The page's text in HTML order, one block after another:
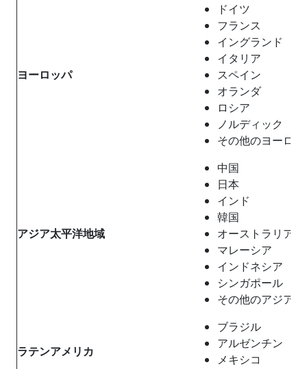
ヨーロッパ
ドイツ
フランス
イングランド
イタリア
スペイン
オランダ
ロシア
ノルディック
その他のヨーロ
アジア太平洋地域
中国
日本
インド
韓国
オーストラリア
マレーシア
インドネシア
シンガポール
その他のアジア
ラテンアメリカ
ブラジル
アルゼンチン
メキシコ